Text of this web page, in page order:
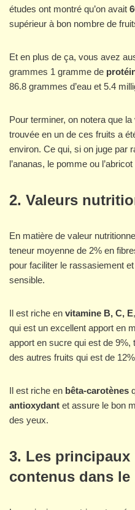
études ont montré qu’on avait
supérieur à bon nombre de
Et en plus de ça, vous avez
grammes 1 gramme de
86.8 grammes d’eau et 5.4
Pour terminer, on notera que
trouvée en un de ces fruits a
environ. Ce qui, si on juge par
l’ananas, le pomme ou
2. Valeurs
En matière de valeur
teneur moyenne de 2% en
pour faciliter le rassasiement
sensible.
Il est riche en vitamine B, C, E
qui est un excellent apport en
apport en sucre qui est de
des autres fruits qui est de
Il est riche en bêta-carotènes
antioxydant et assure le bon
des yeux.
3. Les
contenus dans